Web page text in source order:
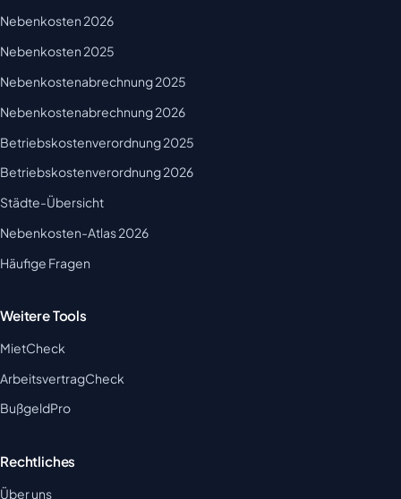
Nebenkosten 2026
Nebenkosten 2025
Nebenkostenabrechnung 2025
Nebenkostenabrechnung 2026
Betriebskostenverordnung 2025
Betriebskostenverordnung 2026
Städte-Übersicht
Nebenkosten-Atlas 2026
Häufige Fragen
Weitere Tools
MietCheck
ArbeitsvertragCheck
BußgeldPro
Rechtliches
Über uns